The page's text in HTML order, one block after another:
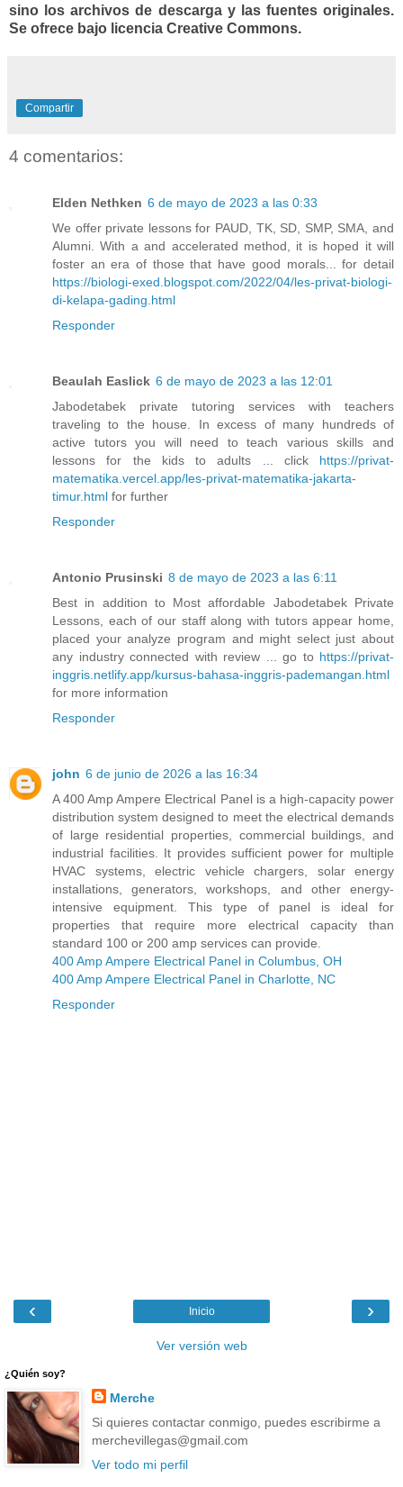
sino los archivos de descarga y las fuentes originales.
Se ofrece bajo licencia Creative Commons.
Compartir
4 comentarios:
Elden Nethken 6 de mayo de 2023 a las 0:33
We offer private lessons for PAUD, TK, SD, SMP, SMA, and
Alumni. With a and accelerated method, it is hoped it will
foster an era of those that have good morals... for detail
https://biologi-exed.blogspot.com/2022/04/les-privat-biologi-
di-kelapa-gading.html
Responder
Beaulah Easlick 6 de mayo de 2023 a las 12:01
Jabodetabek private tutoring services with teachers
traveling to the house. In excess of many hundreds of
active tutors you will need to teach various skills and
lessons for the kids to adults ... click https://privat-
matematika.vercel.app/les-privat-matematika-jakarta-
timur.html for further
Responder
Antonio Prusinski 8 de mayo de 2023 a las 6:11
Best in addition to Most affordable Jabodetabek Private
Lessons, each of our staff along with tutors appear home,
placed your analyze program and might select just about
any industry connected with review ... go to https://privat-
inggris.netlify.app/kursus-bahasa-inggris-pademangan.html
for more information
Responder
john 6 de junio de 2026 a las 16:34
A 400 Amp Ampere Electrical Panel is a high-capacity power
distribution system designed to meet the electrical demands
of large residential properties, commercial buildings, and
industrial facilities. It provides sufficient power for multiple
HVAC systems, electric vehicle chargers, solar energy
installations, generators, workshops, and other energy-
intensive equipment. This type of panel is ideal for
properties that require more electrical capacity than
standard 100 or 200 amp services can provide.
400 Amp Ampere Electrical Panel in Columbus, OH
400 Amp Ampere Electrical Panel in Charlotte, NC
Responder
‹ ›
Inicio
Ver versión web
¿Quién soy?
Merche
Si quieres contactar conmigo, puedes escribirme a
merchevillegas@gmail.com
Ver todo mi perfil